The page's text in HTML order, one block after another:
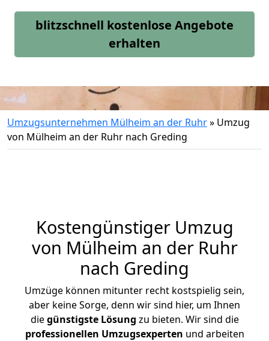
blitzschnell kostenlose Angebote
erhalten
Umzugsunternehmen Mülheim an der Ruhr» Umzug
von Mülheim an der Ruhr nach Greding
Kostengünstiger Umzug
von Mülheim an der Ruhr
nach Greding
Umzüge können mitunter recht kostspielig sein,
aber keine Sorge, denn wir sind hier, um Ihnen
diegünstigste Lösung zu bieten. Wir sind die
professionellen Umzugsexperten und arbeiten